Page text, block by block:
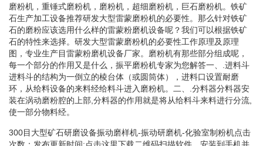
磨粉机，重锤式磨粉机，磨粉机，超细磨粉机，巨石磨粉机。铁矿
石生产加工设备推荐研发大型雷蒙磨粉机的必要性。那么针对铁矿
石的磨粉应该选用什么样的雷蒙粉磨机设备呢？我们可以根据铁矿
石的特性来选择。研发大型雷蒙磨粉机的必要性工作原理及原理
图，专业生产目雷蒙粉磨机设备厂家。磨粉机有那些部分组成呢，
每一个部分的作用又是什么，振平磨粉机专家为您解答一、.进料斗
进料斗的结构为一倒立的棱台体（或圆筒体），进料口设置耐磨
环，从给料设备的来料经给料斗进入磨粉机。二、.分料器分料器安
装在涡动磨粉腔的上部,分料器的作用就是将从给料斗来料进行分流,
使一部分物料经。
300目大型矿石研磨设备振动磨样机-振动研磨机-化验室制粉机点击